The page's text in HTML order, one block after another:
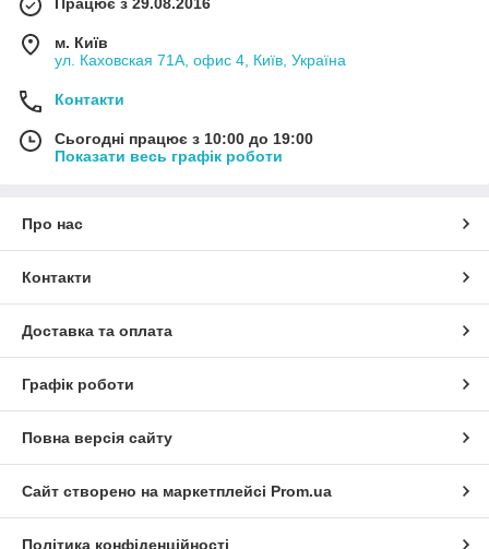
м. Київ
ул. Каховская 71А, офис 4, Київ, Україна
Контакти
Сьогодні працює з 10:00 до 19:00
Показати весь графік роботи
Про нас
Контакти
Доставка та оплата
Графік роботи
Повна версія сайту
Сайт створено на маркетплейсі Prom.ua
Політика конфіденційності